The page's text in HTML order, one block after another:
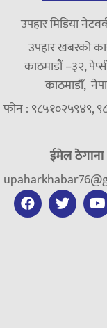
उपहार मिडिया
उपहार खबरको
काठमाडौं –३२,
काठमाडौँ,
फोन : ९८५१०२५९४९,
ईमेल